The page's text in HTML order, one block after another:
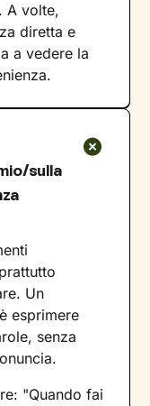
A volte,
diretta e
a vedere la
sulla
Un
esprimere
senza
"Quando fai